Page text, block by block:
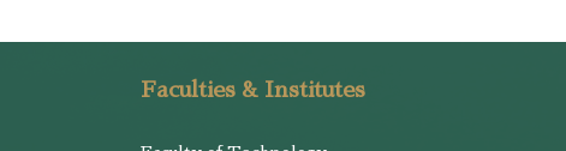
Faculties & Institutes